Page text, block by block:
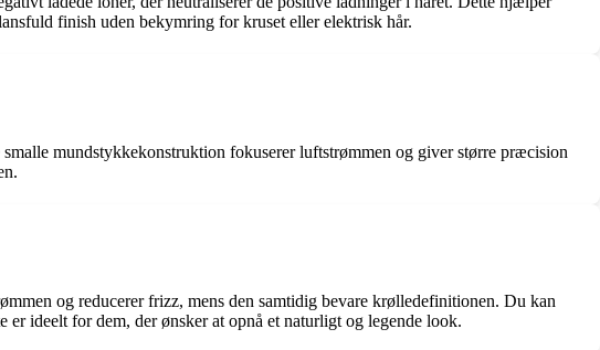
finish uden bekymring for kruset eller elektrisk hår.
mundstykkekonstruktion fokuserer luftstrømmen og giver større præcision
og reducerer frizz, mens den samtidig bevare krølledefinitionen. Du kan
ideelt for dem, der ønsker at opnå et naturligt og legende look.